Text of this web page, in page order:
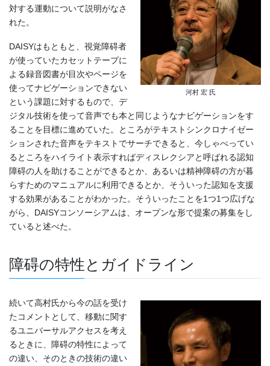
河村 宏 氏
対する運動について説明がなさ
れた。
DAISYはもともと、視覚障碍者
が使っていたカセットテープに
よる録音図書が目次やページを
使ってナビゲーションできない
という課題に対するもので、デ
ジタル技術を使って音声でも本と同じようなナビゲーションをす
ることを目標に進めていた。ところがテキストシンクロナイゼー
ションされた音声をテキストでサーチできると、今しゃべってい
るところをハイライト表示すればディスレクシアと呼ばれる認知
障碍の人を助けることができるとか、あるいは精神障碍の方が暮
らすためのマニュアルに利用できるとか、そういった認知を支援
する効果があることがわかった。そういったことを1つ1つ広げな
がら、DAISYコンソーシアムは、オープンな形で提案の募集をし
ていると述べた。
障碍の特性とガイドライン
続いて高村氏から今の話を受け
たコメントとして、移動に関す
るユニバーサルアクセスを考え
るときに、障碍の特性によって
の違い、そのときの技術の違い